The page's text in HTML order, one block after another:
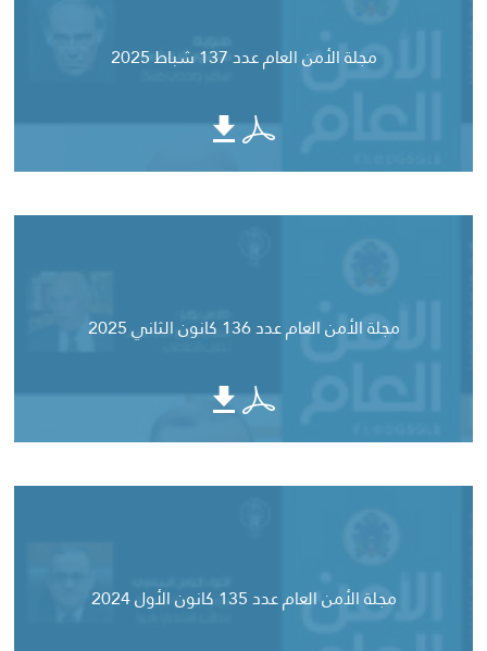
مجلة الأمن العام عدد 137 شباط 2025
مجلة الأمن العام عدد 136 كانون الثاني 2025
مجلة الأمن العام عدد 135 كانون الأول 2024